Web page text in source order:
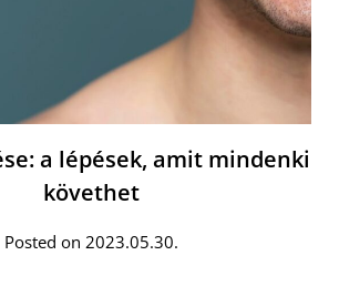
a lépések, amit mindenki
követhet
Posted on 2023.05.30.